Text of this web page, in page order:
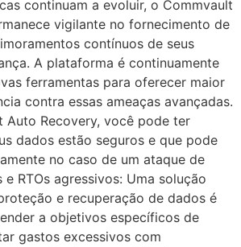
continuam a evoluir, o Commvault
vigilante no fornecimento de
contínuos de seus
A plataforma é continuamente
ferramentas para oferecer maior
contra essas ameaças avançadas.
Auto Recovery, você pode ter
dados estão seguros e que pode
no caso de um ataque de
e RTOs agressivos: Uma solução
e recuperação de dados é
a objetivos específicos de
gastos excessivos com